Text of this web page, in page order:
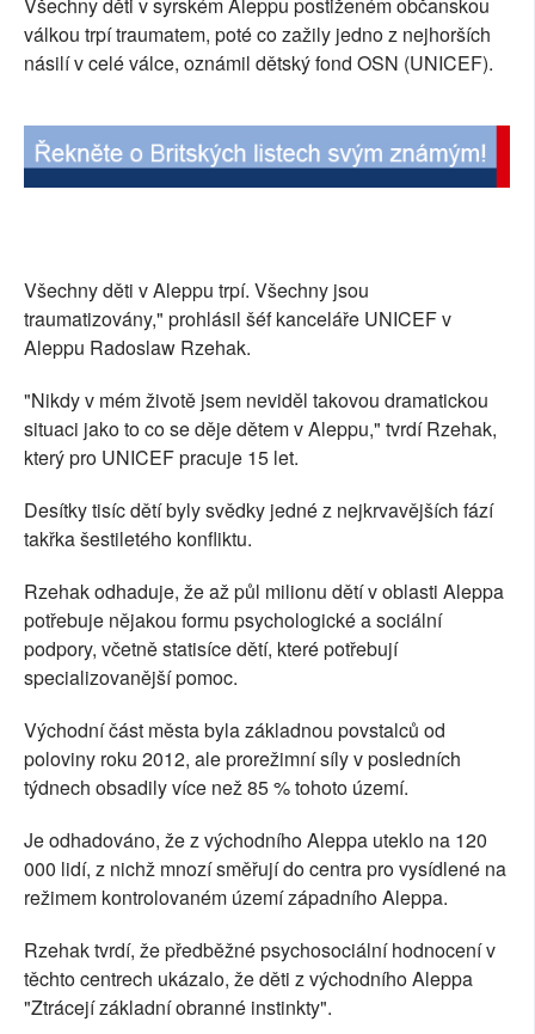
SOCIÁLNÍ SÍTĚ
PLNÁ VERZE STRÁNEK
válkou trpí traumatem, poté co zažily jedno z nejhorších
násilí v celé válce, oznámil dětský fond OSN (UNICEF).
Všechny děti v Aleppu trpí. Všechny jsou
traumatizovány," prohlásil šéf kanceláře UNICEF v
Aleppu Radoslaw Rzehak.
"Nikdy v mém životě jsem neviděl takovou dramatickou
situaci jako to co se děje dětem v Aleppu," tvrdí Rzehak,
který pro UNICEF pracuje 15 let.
Desítky tisíc dětí byly svědky jedné z nejkrvavějších fází
takřka šestiletého konfliktu.
Rzehak odhaduje, že až půl milionu dětí v oblasti Aleppa
potřebuje nějakou formu psychologické a sociální
podpory, včetně statisíce dětí, které potřebují
specializovanější pomoc.
Východní část města byla základnou povstalců od
poloviny roku 2012, ale prorežimní síly v posledních
týdnech obsadily více než 85 % tohoto území.
Je odhadováno, že z východního Aleppa uteklo na 120
000 lidí, z nichž mnozí směřují do centra pro vysídlené na
režimem kontrolovaném území západního Aleppa.
Rzehak tvrdí, že předběžné psychosociální hodnocení v
těchto centrech ukázalo, že děti z východního Aleppa
"Ztrácejí základní obranné instinkty".